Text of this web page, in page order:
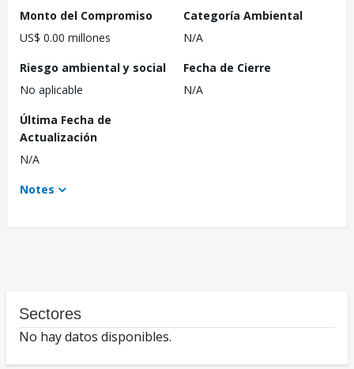
Monto del Compromiso
US$ 0.00 millones
Categoría Ambiental
N/A
Riesgo ambiental y social
No aplicable
Fecha de Cierre
N/A
Última Fecha de
Actualización
N/A
Notes
Sectores
No hay datos disponibles.